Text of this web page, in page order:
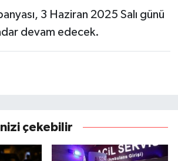
3 Haziran 2025 Salı günü
devam edecek.
çekebilir